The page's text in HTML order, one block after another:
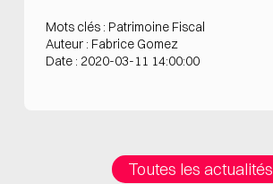
Mots clés : Patrimoine Fiscal
Auteur : Fabrice Gomez
Date : 2020-03-11 14:00:00
Toutes les actualités